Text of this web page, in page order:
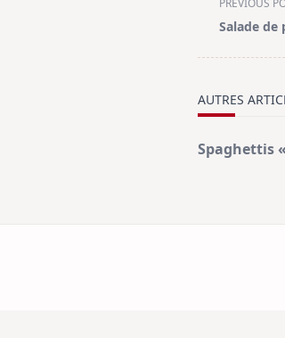
class="nav-
text">Page</
PREVIOUS
Salade de
AUTRES
Spaghettis